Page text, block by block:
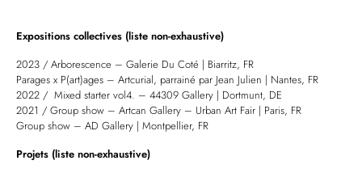
Expositions collectives (liste non-exhaustive)
2023 / Arborescence – Galerie Du Coté | Biarritz, FR
Parages x P(art)ages – Artcurial, parrainé par Jean Julien | Nantes, FR
2022 / Mixed starter vol4. – 44309 Gallery | Dortmunt, DE
2021 / Group show – Artcan Gallery – Urban Art Fair | Paris, FR
Group show – AD Gallery | Montpellier, FR
Projets (liste non-exhaustive)